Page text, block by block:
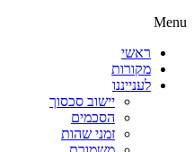
Menu
ראשי
מקורות
לענייננו
יישוב סכסוך
הסכמים
זמני שהות